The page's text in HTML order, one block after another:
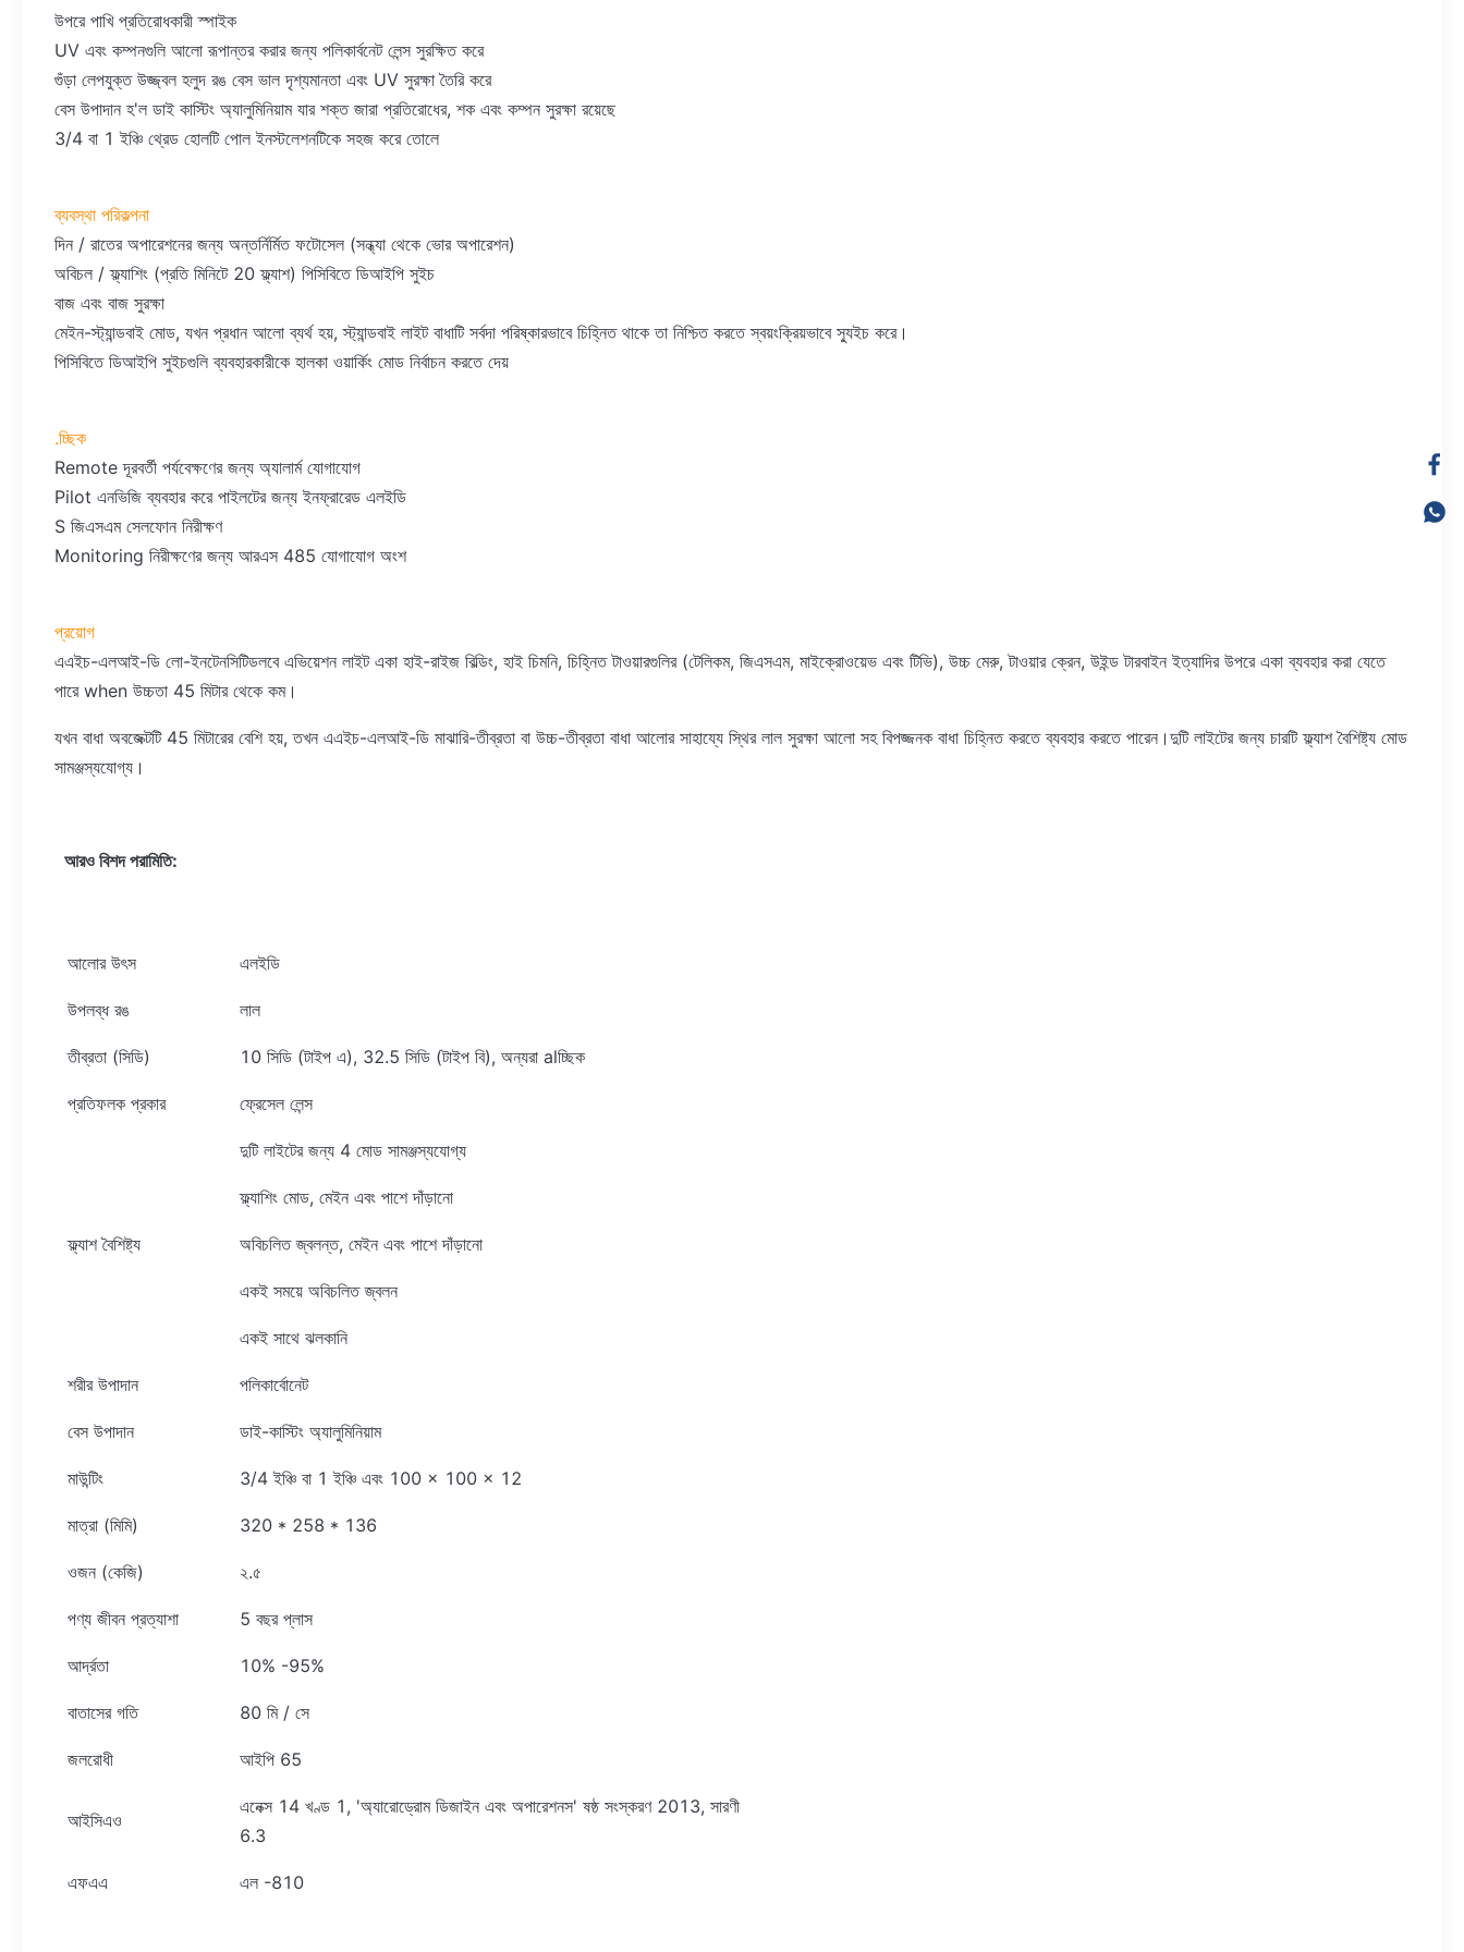
উপরে পাখি প্রতিরোধকারী স্পাইক
UV এবং কম্পনগুলি আলো রূপান্তর করার জন্য পলিকার্বনেট লেন্স সুরক্ষিত করে
গুঁড়া লেপযুক্ত উজ্জ্বল হলুদ রঙ বেস ভাল দৃশ্যমানতা এবং UV সুরক্ষা তৈরি করে
বেস উপাদান হ'ল ডাই কাস্টিং অ্যালুমিনিয়াম যার শক্ত জারা প্রতিরোধের, শক এবং কম্পন সুরক্ষা রয়েছে
3/4 বা 1 ইঞ্চি থ্রেড হোলটি পোল ইনস্টলেশনটিকে সহজ করে তোলে
ব্যবস্থা পরিকল্পনা
দিন / রাতের অপারেশনের জন্য অন্তর্নির্মিত ফটোসেল (সন্ধ্যা থেকে ভোর অপারেশন)
অবিচল / ফ্ল্যাশিং (প্রতি মিনিটে 20 ফ্ল্যাশ) পিসিবিতে ডিআইপি সুইচ
বাজ এবং বাজ সুরক্ষা
মেইন-স্ট্যান্ডবাই মোড, যখন প্রধান আলো ব্যর্থ হয়, স্ট্যান্ডবাই লাইট বাধাটি সর্বদা পরিষ্কারভাবে চিহ্নিত থাকে তা নিশ্চিত করতে স্বয়ংক্রিয়ভাবে স্যুইচ করে।
পিসিবিতে ডিআইপি সুইচগুলি ব্যবহারকারীকে হালকা ওয়ার্কিং মোড নির্বাচন করতে দেয়
.চ্ছিক
Remote দূরবর্তী পর্যবেক্ষণের জন্য অ্যালার্ম যোগাযোগ
Pilot এনভিজি ব্যবহার করে পাইলটের জন্য ইনফ্রারেড এলইডি
S জিএসএম সেলফোন নিরীক্ষণ
Monitoring নিরীক্ষণের জন্য আরএস 485 যোগাযোগ অংশ
প্রয়োগ
এএইচ-এলআই-ডি লো-ইনটেনসিটিডলবে এভিয়েশন লাইট একা হাই-রাইজ বিল্ডিং, হাই চিমনি, চিহ্নিত টাওয়ারগুলির (টেলিকম, জিএসএম, মাইক্রোওয়েভ এবং টিভি), উচ্চ মেরু, টাওয়ার ক্রেন, উইন্ড টারবাইন ইত্যাদির উপরে একা ব্যবহার করা যেতে
পারে when উচ্চতা 45 মিটার থেকে কম।
যখন বাধা অবজেক্টটি 45 মিটারের বেশি হয়, তখন এএইচ-এলআই-ডি মাঝারি-তীব্রতা বা উচ্চ-তীব্রতা বাধা আলোর সাহায্যে স্থির লাল সুরক্ষা আলো সহ বিপজ্জনক বাধা চিহ্নিত করতে ব্যবহার করতে পারেন।দুটি লাইটের জন্য চারটি ফ্ল্যাশ বৈশিষ্ট্য মোড
সামঞ্জস্যযোগ্য।
আরও বিশদ পরামিতি:
আলোর উৎস এলইডি
উপলব্ধ রঙ লাল
তীব্রতা (সিডি) 10 সিডি (টাইপ এ), 32.5 সিডি (টাইপ বি), অন্যরা alচ্ছিক
প্রতিফলক প্রকার ফ্রেসেল লেন্স
দুটি লাইটের জন্য 4 মোড সামঞ্জস্যযোগ্য
ফ্ল্যাশিং মোড, মেইন এবং পাশে দাঁড়ানো
ফ্ল্যাশ বৈশিষ্ট্য অবিচলিত জ্বলন্ত, মেইন এবং পাশে দাঁড়ানো
একই সময়ে অবিচলিত জ্বলন
একই সাথে ঝলকানি
শরীর উপাদান পলিকার্বোনেট
বেস উপাদান ডাই-কাস্টিং অ্যালুমিনিয়াম
মাউন্টিং 3/4 ইঞ্চি বা 1 ইঞ্চি এবং 100 × 100 × 12
মাত্রা (মিমি) 320 * 258 * 136
ওজন (কেজি) ২.৫
পণ্য জীবন প্রত্যাশা 5 বছর প্লাস
আর্দ্রতা 10% -95%
বাতাসের গতি 80 মি / সে
জলরোধী আইপি 65
আইসিএও
এনেক্স 14 খণ্ড 1, 'অ্যারোড্রোম ডিজাইন এবং অপারেশনস' ষষ্ঠ সংস্করণ 2013, সারণী
6.3
এফএএ এল -810